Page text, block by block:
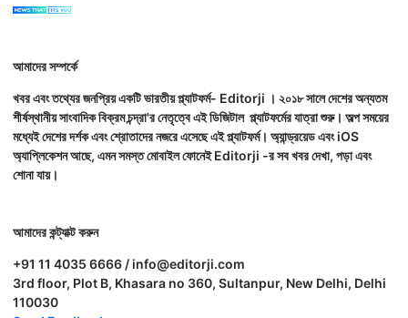
আমাদের সম্পর্কে
খবর এবং তথ্যের জনপ্রিয় একটি ভারতীয় প্ল্যাটফর্ম- Editorji । ২০১৮ সালে দেশের অন্যতম
শীর্ষস্থানীয় সাংবাদিক বিক্রম চন্দ্রা'র নেতৃত্বে এই ডিজিটাল প্ল্যাটফর্মের যাত্রা শুরু। অল্প সময়ের
মধ্যেই দেশের দর্শক এবং শ্রোতাদের নজরে এসেছে এই প্ল্যাটফর্ম। অ্যান্ড্রয়েড এবং iOS
অ্যাপ্লিকেশন আছে, এমন সমস্ত মোবাইল ফোনেই Editorji -র সব খবর দেখা, পড়া এবং
শোনা যায়।
আমাদের কন্ট্যাক্ট করুন
+91 11 4035 6666 / info@editorji.com
3rd floor, Plot B, Khasara no 360, Sultanpur, New Delhi, Delhi
110030